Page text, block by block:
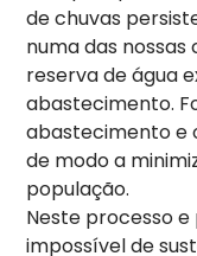
de chuvas
numa das
reserva de água
abastecimento.
abastecimento e
de modo a
população.
Neste processo
impossível de